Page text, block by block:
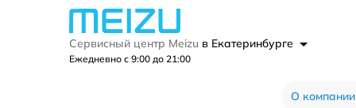
Сервисный центр Meizu в Екатеринбурге
Ежедневно с 9:00 до 21:00
О компании